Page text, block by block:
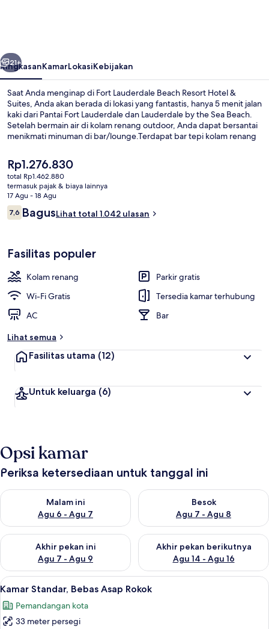
&
Suites
Berikutnya
21+
RingkasanKamarLokasiKebijakan
Saat Anda menginap di Fort Lauderdale Beach Resort Hotel &
Suites, Anda akan berada di lokasi yang fantastis, hanya 5 menit jalan
kaki dari Pantai Fort Lauderdale dan Lauderdale by the Sea Beach.
Setelah bermain air di kolam renang outdoor, Anda dapat bersantai
menikmati minuman di bar/lounge.Terdapat bar tepi kolam renang
microwave. Staf dan nilai keseluruhan mendapatkan nilai yang
bagus dari para traveler.
Harga
saat
ini
Rp1.276.830
Rp1.276.830
total Rp1.462.880
termasuk pajak & biaya lainnya
17 Agu - 18 Agu
Ulasan
7,67,6 dari 10
BagusLihat total 1.042 ulasan
Fasilitas populer
Kolam renang
Parkir gratis
Wi-Fi Gratis
Tersedia kamar terhubung
AC
Bar
Lihat semua
Fasilitas utama (12)
Untuk keluarga (6)
Opsi kamar
Periksa ketersediaan untuk tanggal ini
Malam ini
Agu 6 - Agu 7
Periksa ketersediaan untuk malam ini Agu 6 - Agu 7
Besok
Agu 7 - Agu 8
Periksa ketersediaan untuk
Akhir pekan ini
Agu 7 - Agu 9
Periksa ketersediaan untuk akhir pekan ini Agu 7 - Agu 9
Akhir pekan berikutnya
Agu 14 - Agu 16
Periksa ketersediaan untuk
Lihat
semua
foto
untuk
Brankas, meja kerja, ruang kerja
5
Kamar Standar, Bebas Asap Rokok
Pemandangan kota
33 meter persegi